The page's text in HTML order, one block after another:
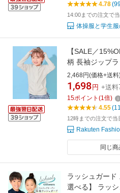
4.78
14:00までの注文で
体操服と学生
【SALE／
柄 長袖ジップ
の子 女の子 海
グッズ ラッシュ
2,468円(価格+送料
1,698 円 +送料
15ポイント (1倍)
4.55
12時までの注文で当
Rakuten
同じ
ラッシュガード
選べる】 ラッ